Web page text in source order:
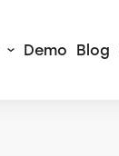
Demo Blog